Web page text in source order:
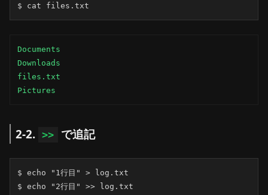
$ cat files.txt
Documents
Downloads
files.txt
Pictures
2-2. >> で追記
$ echo "1行目" > log.txt
$ echo "2行目" >> log.txt